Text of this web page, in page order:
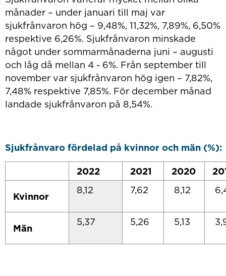
månader – under januari till maj var
sjukfrånvaron hög – 9,48%, 11,32%, 7,89%, 6,50%
respektive 6,26%. Sjukfrånvaron minskade
något under sommarmånaderna juni – augusti
och låg då mellan 4 - 6%. Från september till
november var sjukfrånvaron hög igen – 7,82%,
7,48% respektive 7,85%. För december månad
landade sjukfrånvaron på 8,54%.
Sjukfrånvaro fördelad på kvinnor och män (%):
2022 2021 2020
Kvinnor
8,12 7,62 8,12
Män
5,37 5,26 5,13